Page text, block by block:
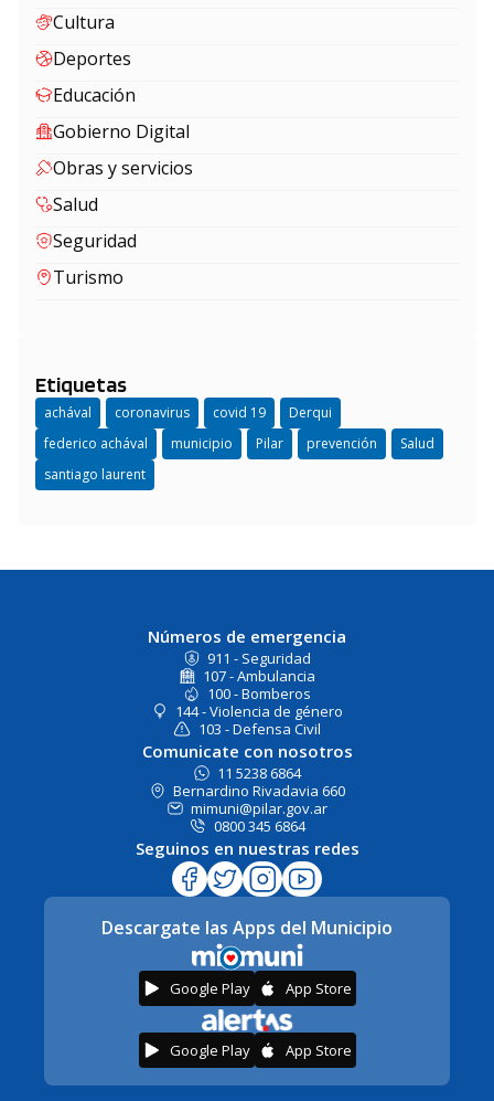
Cultura
Deportes
Educación
Gobierno Digital
Obras y servicios
Salud
Seguridad
Turismo
Etiquetas
achával coronavirus covid 19
Derqui
federico achával
municipio Pilar prevención
Salud
santiago laurent
Números de emergencia
911 - Seguridad
107 - Ambulancia
100 - Bomberos
144 - Violencia de género
103 - Defensa Civil
Comunicate con nosotros
11 5238 6864
Bernardino Rivadavia 660
mimuni@pilar.gov.ar
0800 345 6864
Seguinos en nuestras redes
Descargate las Apps del Municipio
Google Play App Store
Google Play App Store